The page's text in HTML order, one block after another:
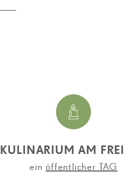
KULINARIUM AM
einöffentlicher TAG